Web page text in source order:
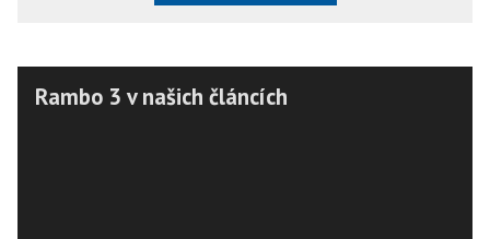
Rambo 3 v našich článcích